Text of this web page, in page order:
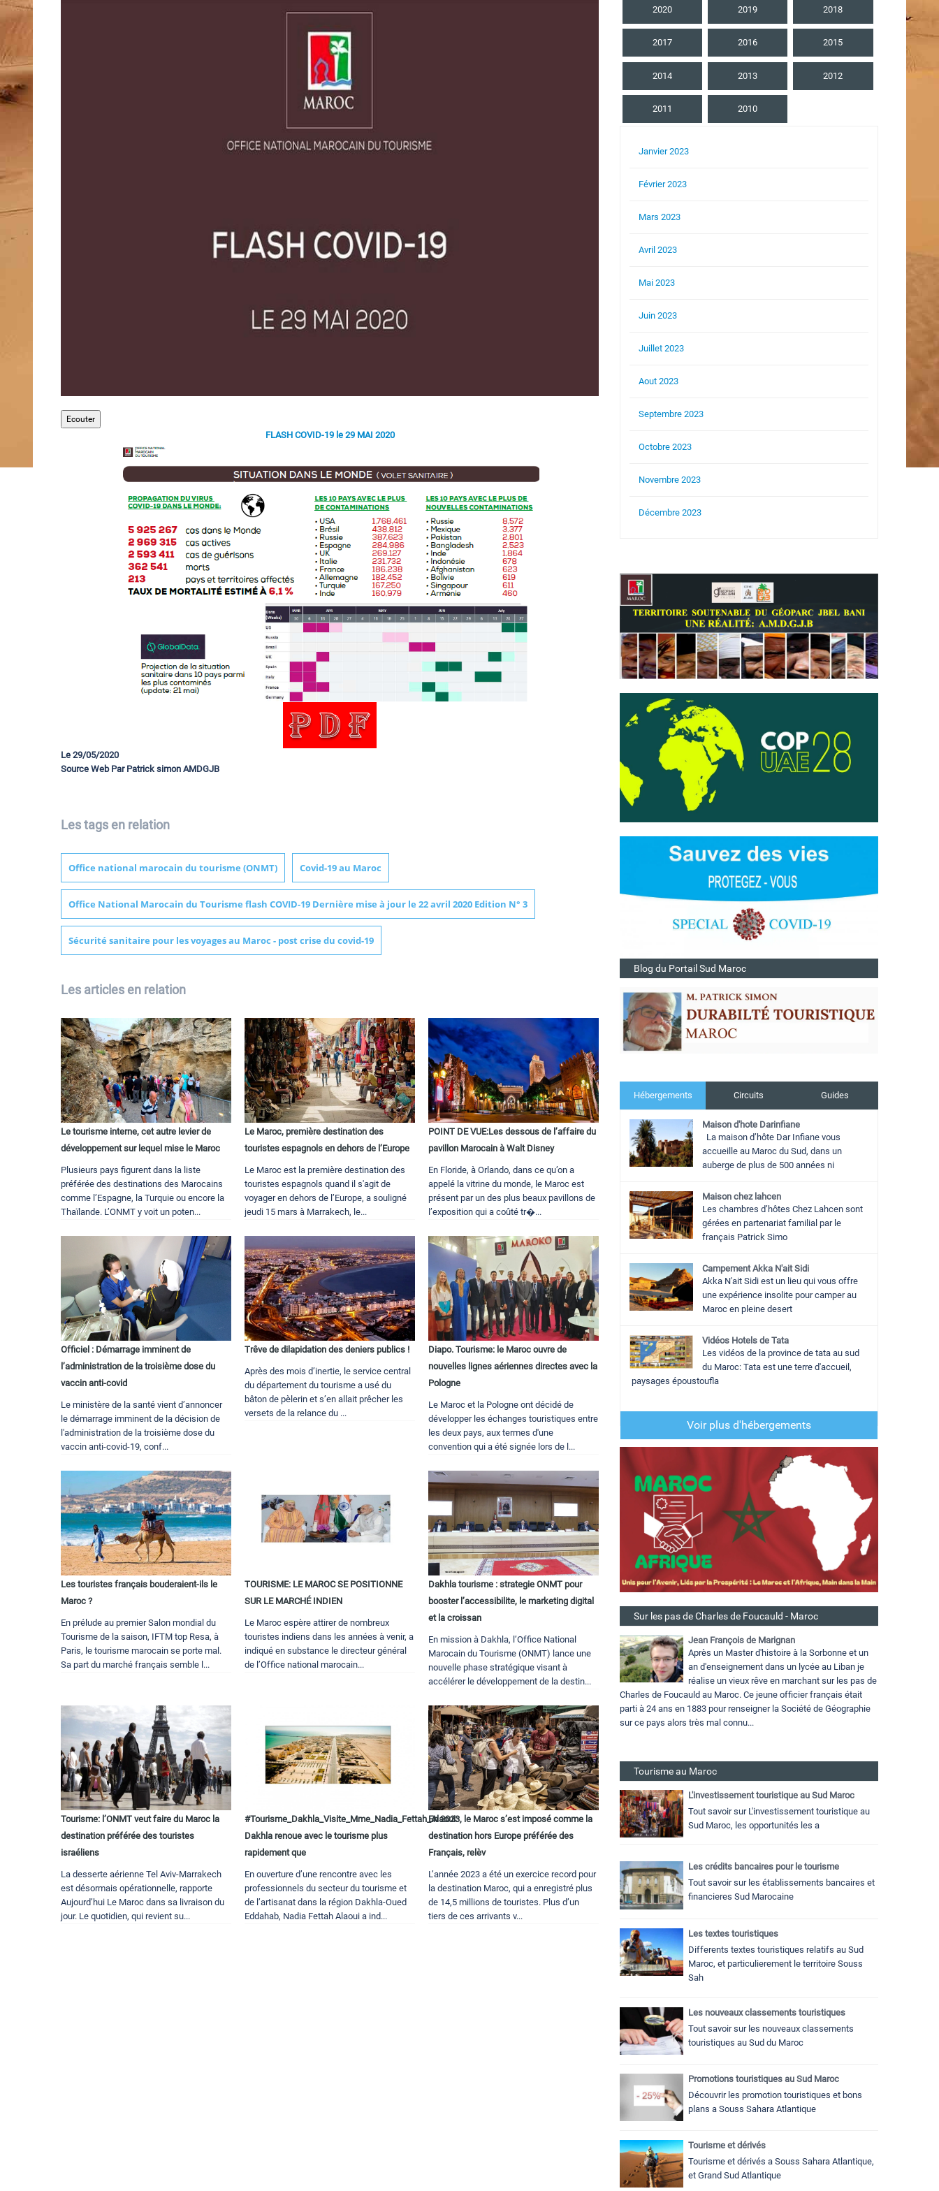
Ecouter
FLASH COVID-19 le 29 MAI 2020
Le 29/05/2020
Source Web Par Patrick simon AMDGJB
Les tags en relation
Office national marocain du tourisme (ONMT) Covid-19 au Maroc
Office National Marocain du Tourisme flash COVID-19 Dernière mise à jour le 22 avril 2020 Edition N° 3
Sécurité sanitaire pour les voyages au Maroc - post crise du covid-19
Les articles en relation
Le tourisme interne, cet autre levier de
développement sur lequel mise le Maroc
Plusieurs pays figurent dans la liste
préférée des destinations des Marocains
comme l’Espagne, la Turquie ou encore la
Thaïlande. L’ONMT y voit un poten...
Le Maroc, première destination des
touristes espagnols en dehors de l’Europe
Le Maroc est la première destination des
touristes espagnols quand il s'agit de
voyager en dehors de l’Europe, a souligné
jeudi 15 mars à Marrakech, le...
POINT DE VUE:Les dessous de l’affaire du
pavillon Marocain à Walt Disney
En Floride, à Orlando, dans ce qu’on a
appelé la vitrine du monde, le Maroc est
présent par un des plus beaux pavillons de
l’exposition qui a coûté tr�...
Officiel : Démarrage imminent de
l’administration de la troisième dose du
vaccin anti-covid
Le ministère de la santé vient d’annoncer
le démarrage imminent de la décision de
l'administration de la troisième dose du
vaccin anti-covid-19, conf...
Trêve de dilapidation des deniers publics !
Après des mois d’inertie, le service central
du département du tourisme a usé du
bâton de pèlerin et s’en allait prêcher les
versets de la relance du ...
Diapo. Tourisme: le Maroc ouvre de
nouvelles lignes aériennes directes avec la
Pologne
Le Maroc et la Pologne ont décidé de
développer les échanges touristiques entre
les deux pays, aux termes d'une
convention qui a été signée lors de l...
Les touristes français bouderaient-ils le
Maroc ?
En prélude au premier Salon mondial du
Tourisme de la saison, IFTM top Resa, à
Paris, le tourisme marocain se porte mal.
Sa part du marché français semble l...
TOURISME: LE MAROC SE POSITIONNE
SUR LE MARCHÉ INDIEN
Le Maroc espère attirer de nombreux
touristes indiens dans les années à venir, a
indiqué en substance le directeur général
de l’Office national marocain...
Dakhla tourisme : strategie ONMT pour
booster l’accessibilite, le marketing digital
et la croissan
En mission à Dakhla, l’Office National
Marocain du Tourisme (ONMT) lance une
nouvelle phase stratégique visant à
accélérer le développement de la destin...
Tourisme: l’ONMT veut faire du Maroc la
destination préférée des touristes
israéliens
La desserte aérienne Tel Aviv-Marrakech
est désormais opérationnelle, rapporte
Aujourd’hui Le Maroc dans sa livraison du
jour. Le quotidien, qui revient su...
#Tourisme_Dakhla_Visite_Mme_Nadia_Fettah_Alaoui:
Dakhla renoue avec le tourisme plus
rapidement que
En ouverture d’une rencontre avec les
professionnels du secteur du tourisme et
de l’artisanat dans la région Dakhla-Oued
Eddahab, Nadia Fettah Alaoui a ind...
En 2023, le Maroc s’est imposé comme la
destination hors Europe préférée des
Français, relèv
L’année 2023 a été un exercice record pour
la destination Maroc, qui a enregistré plus
de 14,5 millions de touristes. Plus d’un
tiers de ces arrivants v...
2020 2019 2018
2017 2016 2015
2014 2013 2012
2011 2010
Janvier 2023
Février 2023
Mars 2023
Avril 2023
Mai 2023
Juin 2023
Juillet 2023
Aout 2023
Septembre 2023
Octobre 2023
Novembre 2023
Décembre 2023
Blog du Portail Sud Maroc
Hébergements Circuits Guides
Maison d'hote Darinfiane
La maison d’hôte Dar Infiane vous
accueille au Maroc du Sud, dans un
auberge de plus de 500 années ni
Maison chez lahcen
Les chambres d’hôtes Chez Lahcen sont
gérées en partenariat familial par le
français Patrick Simo
Campement Akka N'ait Sidi
Akka N'ait Sidi est un lieu qui vous offre
une expérience insolite pour camper au
Maroc en pleine desert
Vidéos Hotels de Tata
Les vidéos de la province de tata au sud
du Maroc: Tata est une terre d'accueil,
paysages époustoufla
Voir plus d'hébergements
Sur les pas de Charles de Foucauld - Maroc
Jean François de Marignan
Après un Master d'histoire à la Sorbonne et un
an d'enseignement dans un lycée au Liban je
réalise un vieux rêve en marchant sur les pas de
Charles de Foucauld au Maroc. Ce jeune officier français était
parti à 24 ans en 1883 pour renseigner la Société de Géographie
sur ce pays alors très mal connu...
Tourisme au Maroc
L'investissement touristique au Sud Maroc
Tout savoir sur L'investissement touristique au
Sud Maroc, les opportunités les a
Les crédits bancaires pour le tourisme
Tout savoir sur les établissements bancaires et
financieres Sud Marocaine
Les textes touristiques
Differents textes touristiques relatifs au Sud
Maroc, et particulierement le territoire Souss
Sah
Les nouveaux classements touristiques
Tout savoir sur les nouveaux classements
touristiques au Sud du Maroc
Promotions touristiques au Sud Maroc
Découvrir les promotion touristiques et bons
plans a Souss Sahara Atlantique
Tourisme et dérivés
Tourisme et dérivés a Souss Sahara Atlantique,
et Grand Sud Atlantique